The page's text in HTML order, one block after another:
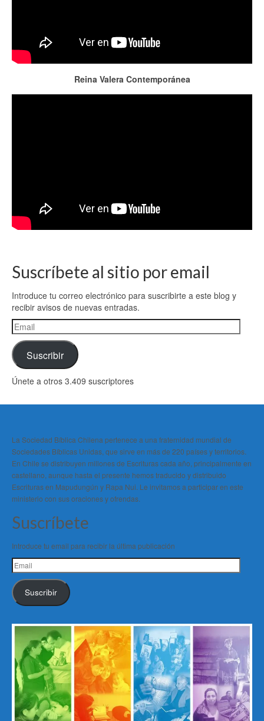
Reina Valera Contemporánea
Suscríbete al sitio por email
Introduce tu correo electrónico para suscribirte a este blog y
recibir avisos de nuevas entradas.
Email
Suscribir
Únete a otros 3.409 suscriptores
La Sociedad Bíblica Chilena pertenece a una fraternidad mundial de
Sociedades Bíblicas Unidas, que sirve en más de 220 países y territorios.
En Chile se distribuyen millones de Escrituras cada año, principalmente en
castellano, aunque hasta el presente hemos traducido y distribuido
Escrituras en Mapudungún y Rapa Nui. Le invitamos a participar en este
ministerio con sus oraciones y ofrendas.
Suscríbete
Introduce tu email para recibir la última publicación
Email
Suscribir